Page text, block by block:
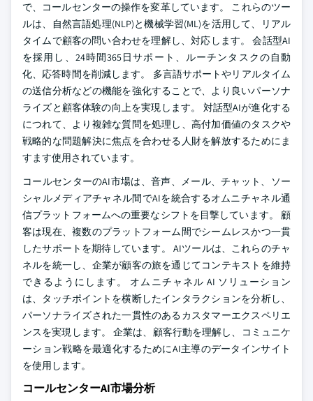
で、コールセンターの操作を変革しています。 これらのツー
ルは、自然言語処理(NLP)と機械学習(ML)を活用して、リアル
タイムで顧客の問い合わせを理解し、対応します。 会話型AI
を採用し、24時間365日サポート、ルーチンタスクの自動
化、応答時間を削減します。 多言語サポートやリアルタイム
の送信分析などの機能を強化することで、より良いパーソナ
ライズと顧客体験の向上を実現します。 対話型AIが進化する
につれて、より複雑な質問を処理し、高付加価値のタスクや
戦略的な問題解決に焦点を合わせる人財を解放するためにま
すます使用されています。
コールセンターのAI市場は、音声、メール、チャット、ソー
シャルメディアチャネル間でAIを統合するオムニチャネル通
信プラットフォームへの重要なシフトを目撃しています。 顧
客は現在、複数のプラットフォーム間でシームレスかつ一貫
したサポートを期待しています。 AIツールは、これらのチャ
ネルを統一し、企業が顧客の旅を通じてコンテキストを維持
できるようにします。 オムニチャネル AI ソリューション
は、タッチポイントを横断したインタラクションを分析し、
パーソナライズされた一貫性のあるカスタマーエクスペリエ
ンスを実現します。 企業は、顧客行動を理解し、コミュニケ
ーション戦略を最適化するためにAI主導のデータインサイト
を使用します。
コールセンターAI市場分析